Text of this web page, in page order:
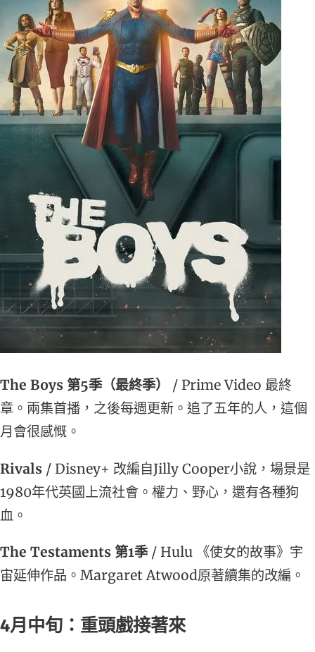
The Boys 第5季（最終季）
/ Prime Video 最終
章。兩集首播，之後每週更新。追了五年的人，這個
月會很感慨。
Rivals / Disney+ 改編自Jilly Cooper小說，場景是
1980年代英國上流社會。權力、野心，還有各種狗
血。
The Testaments 第1季 / Hulu 《使女的故事》宇
宙延伸作品。Margaret Atwood原著續集的改編。
4月中旬：重頭戲接著來